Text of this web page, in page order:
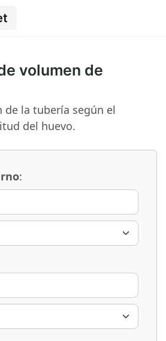
volumen de
de la tubería según el
del huevo.
: